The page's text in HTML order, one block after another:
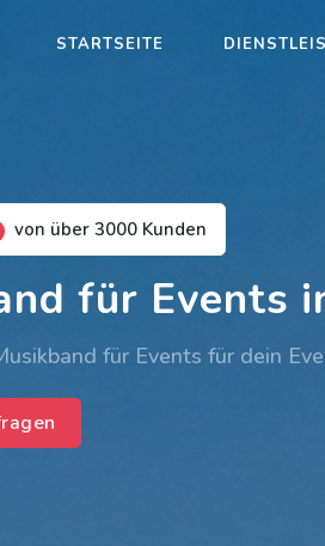
STARTSEITE
von über 3000 Kunden
für Events
für Events für dein